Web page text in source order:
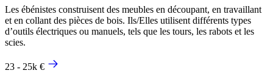
Les ébénistes construisent des meubles en découpant, en travaillant
et en collant des pièces de bois. Ils/Elles utilisent différents types
d’outils électriques ou manuels, tels que les tours, les rabots et les
scies.
23 - 25k €